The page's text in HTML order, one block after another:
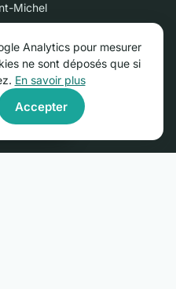
la carte
Michel
de France
Analytics pour mesurer
ne sont déposés que si
En savoir plus
Accepter